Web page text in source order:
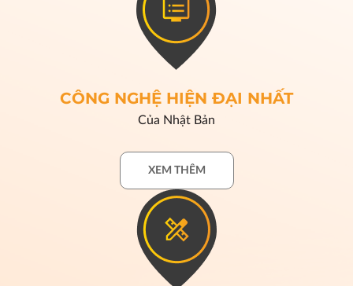
CÔNG NGHỆ HIỆN ĐẠI NHẤT
Của Nhật Bản
XEM THÊM